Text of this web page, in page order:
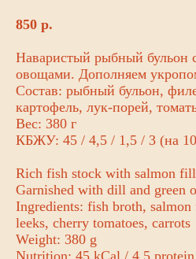
850 р.
Наваристый рыбный бульон
овощами. Дополняем
Состав: рыбный бульон,
картофель, лук-порей,
Вес: 380 г
КБЖУ: 45 / 4,5 / 1,5 / 3 (на
Rich fish stock with salmon
Garnished with dill and green
Ingredients: fish broth,
leeks, cherry tomatoes, carrots
Weight: 380 g
Nutrition: 45 kCal / 4.5